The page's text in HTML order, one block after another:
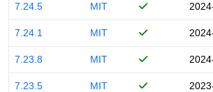
7.24.5 MIT
7.24.1 MIT
7.23.8 MIT
7.23.5 MIT